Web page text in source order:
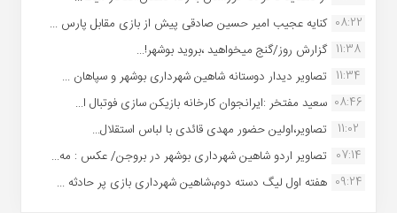
08:22 کنایه عجیب امیر حسین صادقی پیش از بازی مقابل پارس ...
11:38 گزارش روز/گنج میخواهید ،بروید بوشهر!...
11:34 تصاویر دیدار دوستانه شاهین شهردارى بوشهر و سپاهان ...
08:46 سعید مفتخر :ایرانجوان کارخانه بازیکن سازی فوتبال ا...
11:02
تصاویر،اولین حضور مهدی قائدی با لباس استقلال...
07:14 تصاویر اردو شاهین شهرداری بوشهر در بروجن/ عکس : مه...
09:24 هفته اول لیگ دسته دوم،شاهین شهرداری بازی پر حادثه ...